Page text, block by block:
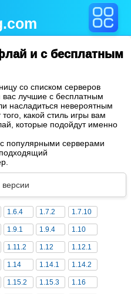
.com
и с бесплатным
со списком серверов
лучшие с бесплатным
насладиться невероятным
какой стиль игры вам
которые подойдут именно
популярными серверами
версии
1.6.4 1.7.2 1.7.10
1.9.1 1.9.4 1.10
1.11.2 1.12 1.12.1
1.14 1.14.1 1.14.2
1.15.2 1.15.3 1.16